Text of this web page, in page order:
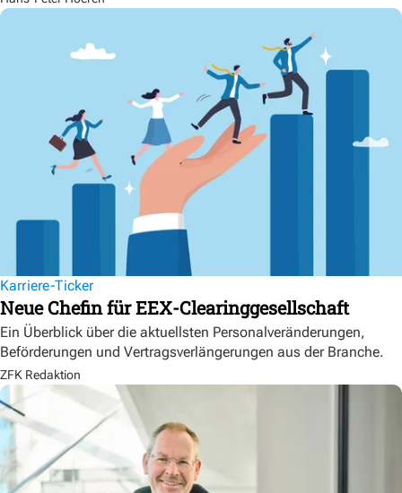
Karriere-Ticker
Neue Chefin für EEX-Clearinggesellschaft
Ein Überblick über die aktuellsten Personalveränderungen,
Beförderungen und Vertragsverlängerungen aus der Branche.
ZFK Redaktion